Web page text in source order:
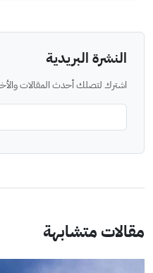
النشرة البريدية
اشترك لتصلك أحدث المقالات
مقالات متشابهة